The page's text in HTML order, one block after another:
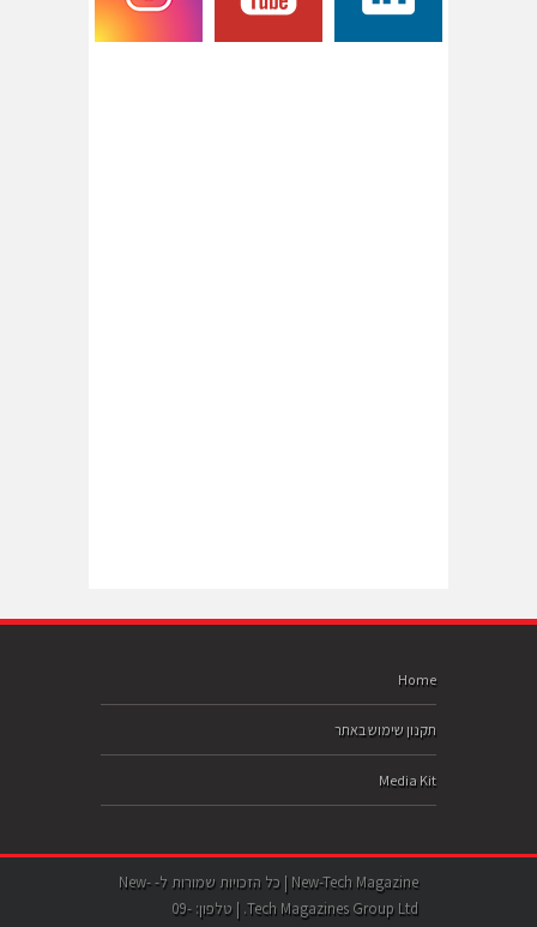
Home
תקנון שימוש באתר
Media Kit
New-Tech Magazine | כל הזכויות שמורות ל- New-
Tech Magazines Group Ltd. | טלפון: 09-